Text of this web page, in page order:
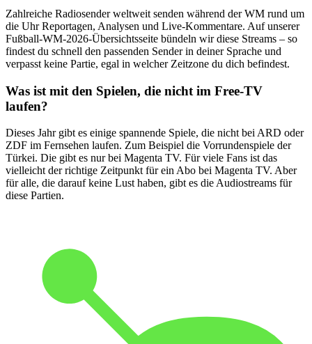
Zahlreiche Radiosender weltweit senden während der WM rund um
die Uhr Reportagen, Analysen und Live-Kommentare. Auf unserer
Fußball-WM-2026-Übersichtsseite bündeln wir diese Streams – so
findest du schnell den passenden Sender in deiner Sprache und
verpasst keine Partie, egal in welcher Zeitzone du dich befindest.
Was ist mit den Spielen, die nicht im Free-TV
laufen?
Dieses Jahr gibt es einige spannende Spiele, die nicht bei ARD oder
ZDF im Fernsehen laufen. Zum Beispiel die Vorrundenspiele der
Türkei. Die gibt es nur bei Magenta TV. Für viele Fans ist das
vielleicht der richtige Zeitpunkt für ein Abo bei Magenta TV. Aber
für alle, die darauf keine Lust haben, gibt es die Audiostreams für
diese Partien.